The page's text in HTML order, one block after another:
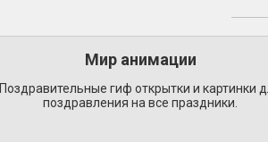
Мир анимации
Поздравительные гиф открытки и картинки
поздравления на все праздники.